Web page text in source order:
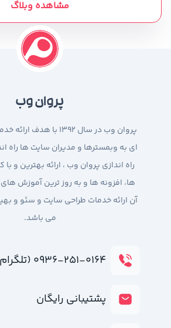
مشاهده وبلاگ
پروان وب
پروان وب در سال 1392 با
ای به وبمسترها و مدیران سایت ها راه
راه اندازی پروان وب ، ارائه بهترین و
ها، افزونه ها و به روز ترین آموزش
آن ارائه خدمات طراحی سایت و سئو و
می باشد.
۰۹۳۶-۲۵۱-۰۱۶۴ (تلگرام)
پشتیبانی رایگان